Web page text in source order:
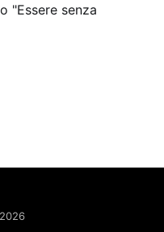
"Essere senza